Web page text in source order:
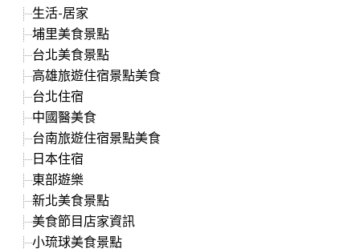
生活-居家
埔里美食景點
台北美食景點
高雄旅遊住宿景點美食
台北住宿
中國醫美食
台南旅遊住宿景點美食
日本住宿
東部遊樂
新北美食景點
美食節目店家資訊
小琉球美食景點